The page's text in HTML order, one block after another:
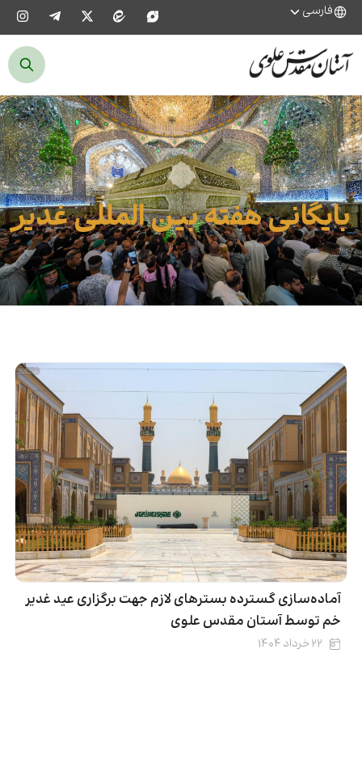
فارسی
بایگانی هفته بین المللی غدیر
آماده‌سازی گسترده بسترهای لازم جهت برگزاری عید غدیر
خم توسط آستان مقدس علوی
۲۲ خرداد ۱۴۰۴